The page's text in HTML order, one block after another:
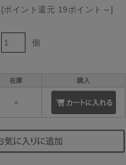
[ポイント還元 19ポイント～]
個
在庫 購入
○